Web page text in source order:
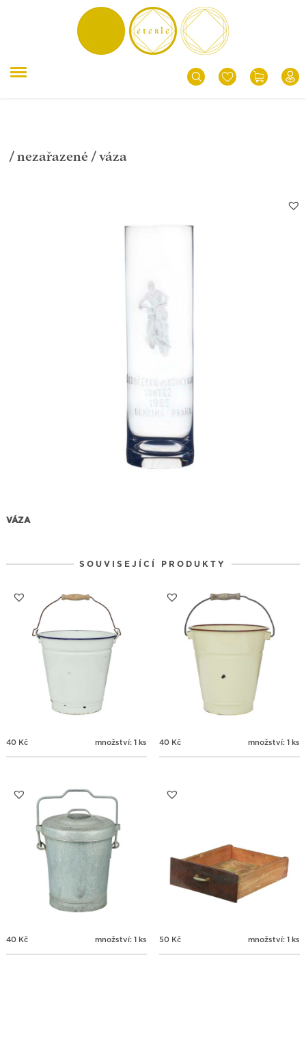
/ nezařazené / váza
VÁZA
SOUVISEJÍCÍ PRODUKTY
40 Kč množství: 1 ks 40 Kč množství: 1 ks
40 Kč množství: 1 ks 50 Kč množství: 1 ks